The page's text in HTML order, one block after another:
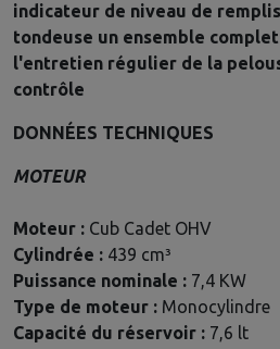
indicateur de niveau de
tondeuse un ensemble
l'entretien régulier de la
contrôle
DONNÉES TECHNIQUES
MOTEUR
Moteur : Cub Cadet OHV
Cylindrée : 439 cm³
Puissance nominale : 7,4 KW
Type de moteur : Monocylindre
Capacité du réservoir : 7,6 lt